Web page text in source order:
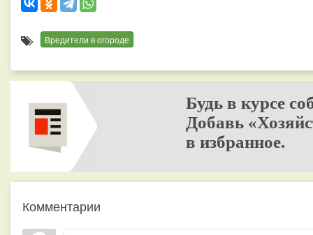
Вредители в огороде
Будь в курсе
Добавь
в избранное.
Комментарии